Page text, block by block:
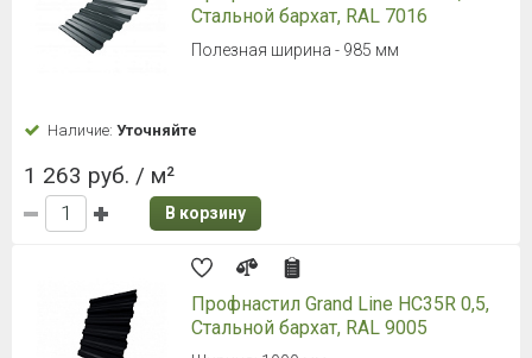
Стальной бархат, RAL 7016
Полезная ширина - 985 мм
Наличие: Уточняйте
1 263 руб. / м²
В корзину
Профнастил Grand Line HC35R 0,5,
Стальной бархат, RAL 9005